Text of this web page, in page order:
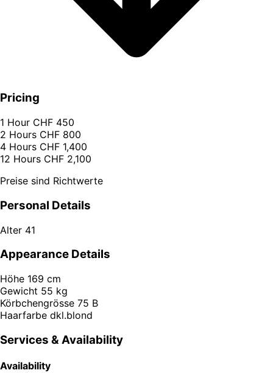
Pricing
1 Hour CHF 450
2 Hours CHF 800
4 Hours CHF 1,400
12 Hours CHF 2,100
Preise sind Richtwerte
Personal Details
Alter 41
Appearance Details
Höhe 169 cm
Gewicht 55 kg
Körbchengrösse 75 B
Haarfarbe dkl.blond
Services & Availability
Availability